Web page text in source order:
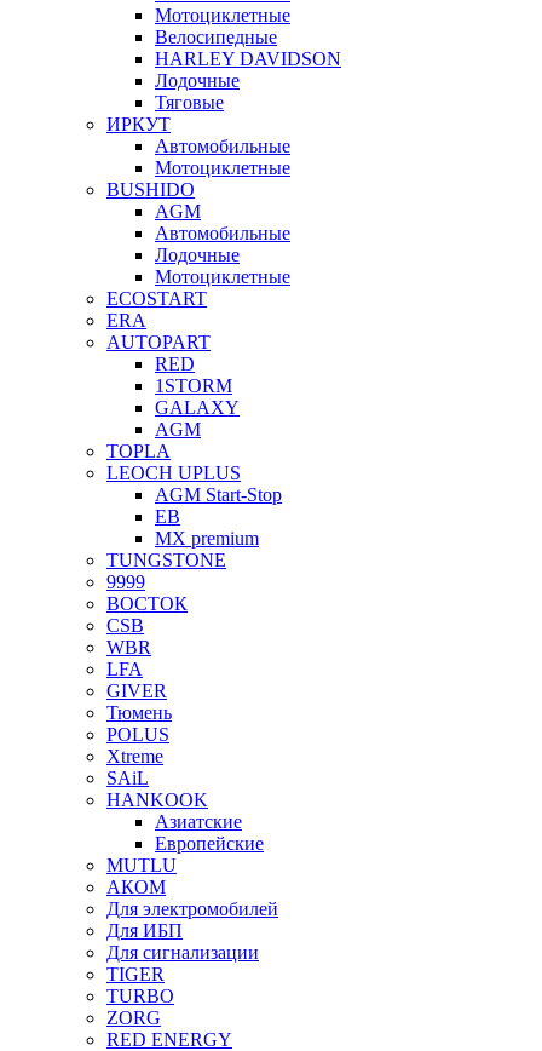
Мотоциклетные
Велосипедные
HARLEY DAVIDSON
Лодочные
Тяговые
ИРКУТ
Автомобильные
Мотоциклетные
BUSHIDO
AGM
Автомобильные
Лодочные
Мотоциклетные
ECOSTART
ERA
AUTOPART
RED
1STORM
GALAXY
AGM
TOPLA
LEOCH UPLUS
AGM Start-Stop
EB
MX premium
TUNGSTONE
9999
ВОСТОК
CSB
WBR
LFA
GIVER
Тюмень
POLUS
Xtreme
SAiL
HANKOOK
Азиатские
Европейские
MUTLU
АКОМ
Для электромобилей
Для ИБП
Для сигнализации
TIGER
TURBO
ZORG
RED ENERGY